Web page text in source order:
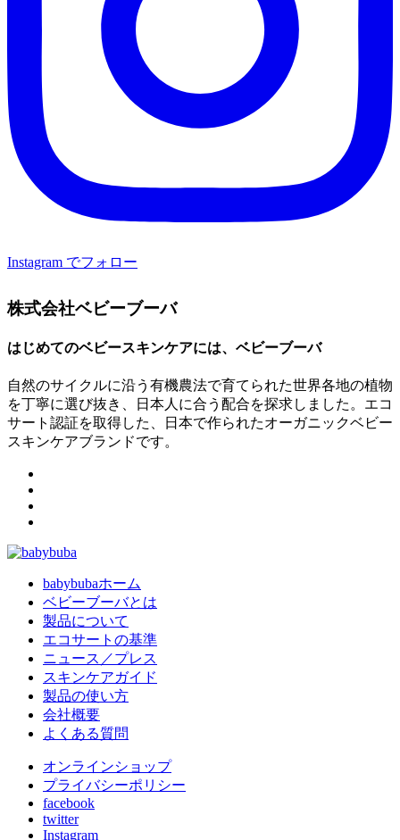
Instagram でフォロー
株式会社ベビーブーバ
はじめてのベビースキンケアには、ベビーブーバ
自然のサイクルに沿う有機農法で育てられた世界各地の植物
を丁寧に選び抜き、日本人に合う配合を探求しました。エコ
サート認証を取得した、日本で作られたオーガニックベビー
スキンケアブランドです。
babybubaホーム
ベビーブーバとは
製品について
エコサートの基準
ニュース／プレス
スキンケアガイド
製品の使い方
会社概要
よくある質問
オンラインショップ
プライバシーポリシー
facebook
twitter
Instagram